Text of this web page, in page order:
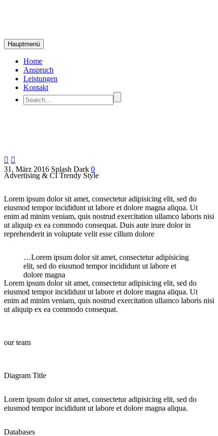
Hauptmenü
Home
Anspruch
Leistungen
Kontakt
 
31. März 2016 Splash Dark 0
Advertising & CI Trendy Style
Lorem ipsum dolor sit amet, consectetur adipisicing elit, sed do
eiusmod tempor incididunt ut labore et dolore magna aliqua. Ut
enim ad minim veniam, quis nostrud exercitation ullamco laboris nisi
ut aliquip ex ea commodo consequat. Duis aute irure dolor in
reprehenderit in voluptate velit esse cillum dolore
…Lorem ipsum dolor sit amet, consectetur adipisicing
elit, sed do eiusmod tempor incididunt ut labore et
dolore magna
Lorem ipsum dolor sit amet, consectetur adipisicing elit, sed do
eiusmod tempor incididunt ut labore et dolore magna aliqua. Ut
enim ad minim veniam, quis nostrud exercitation ullamco laboris nisi
ut aliquip ex ea commodo consequat.
our team
Diagram Title
Lorem ipsum dolor sit amet, consectetur adipisicing elit, sed do
eiusmod tempor incididunt ut labore et dolore magna aliqua.
Databases